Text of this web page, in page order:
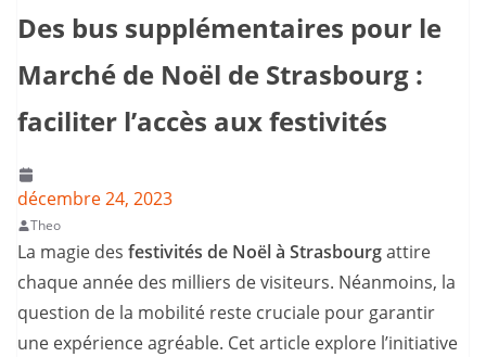
Des bus supplémentaires pour le
Marché de Noël de Strasbourg :
faciliter l’accès aux festivités
décembre 24, 2023
Theo
La magie des festivités de Noël à Strasbourgattire
chaque année des milliers de visiteurs. Néanmoins, la
question de la mobilité reste cruciale pour garantir
une expérience agréable. Cet article explore l’initiative